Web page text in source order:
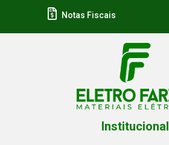
Notas Fiscais
Institucional